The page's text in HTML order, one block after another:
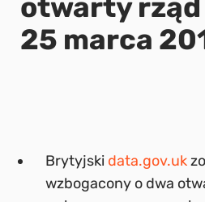
otwarty rząd
25 marca
Brytyjski data.gov.uk
wzbogacony o dwa